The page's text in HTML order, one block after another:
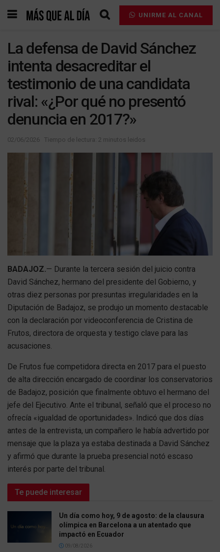
UNIRME AL CANAL
La defensa de David Sánchez
intenta desacreditar el
testimonio de una candidata
rival: «¿Por qué no presentó
denuncia en 2017?»
02/06/2026 Tiempo de lectura: 2 minutos leidos
BADAJOZ.— Durante la tercera sesión del juicio contra
David Sánchez, hermano del presidente del Gobierno, y
otras diez personas por presuntas irregularidades en la
Diputación de Badajoz, se produjo un momento destacable
con la declaración por videoconferencia de Cristina de
Frutos, directora de orquesta y testigo clave para las
acusaciones.
De Frutos fue competidora directa en 2017 para el puesto
de alta dirección encargado de coordinar los conservatorios
de Badajoz, posición que finalmente obtuvo el hermano del
jefe del Ejecutivo. Ante el tribunal, señaló que el proceso no
ofrecía «igualdad de oportunidades». Indicó que dos días
antes de la entrevista, un compañero le había advertido por
mensaje que la plaza ya estaba destinada a David Sánchez
y afirmó que durante la prueba presencial notó escaso
interés por parte del tribunal.
Te puede interesar
Un día como hoy, 9 de agosto: de la clausura
olímpica en Barcelona a un atentado que
impactó en Ecuador
09/08/2026